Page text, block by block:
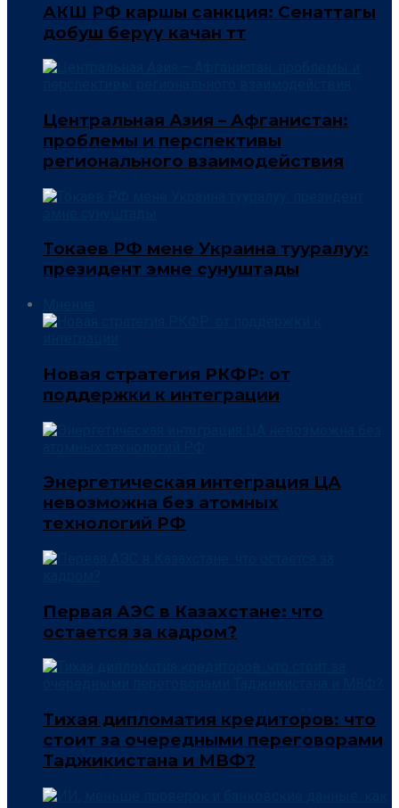
АКШ РФ каршы санкция: Сенаттагы
добуш берүү качан өтөт
Центральная Азия – Афганистан:
проблемы и перспективы
регионального взаимодействия
Токаев РФ мене Украина тууралуу:
президент эмне сунуштады
Новая стратегия РКФР: от
поддержки к интеграции
Энергетическая интеграция ЦА
невозможна без атомных
технологий РФ
Первая АЭС в Казахстане: что
остается за кадром?
Тихая дипломатия кредиторов: что
стоит за очередными переговорами
Таджикистана и МВФ?